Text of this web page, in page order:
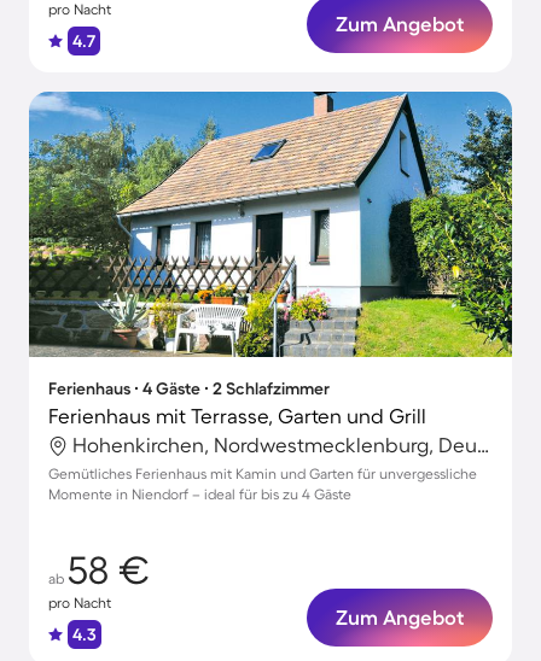
pro Nacht
4.7
Zum Angebot
Ferienhaus ∙ 4 Gäste ∙ 2 Schlafzimmer
Ferienhaus mit Terrasse, Garten und Grill
Hohenkirchen, Nordwestmecklenburg, Deutschland
Gemütliches Ferienhaus mit Kamin und Garten für unvergessliche
Momente in Niendorf – ideal für bis zu 4 Gäste
ab 58 €
pro Nacht
4.3
Zum Angebot